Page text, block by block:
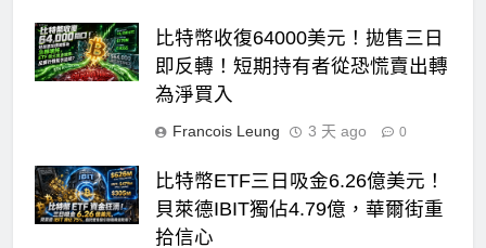
比特幣收復64000美元！拋售三日
即反轉！短期持有者從恐慌賣出轉
為淨買入
Francois Leung 3 天 ago 0
比特幣ETF三日吸金6.26億美元！
貝萊德IBIT獨佔4.79億，華爾街重
拾信心